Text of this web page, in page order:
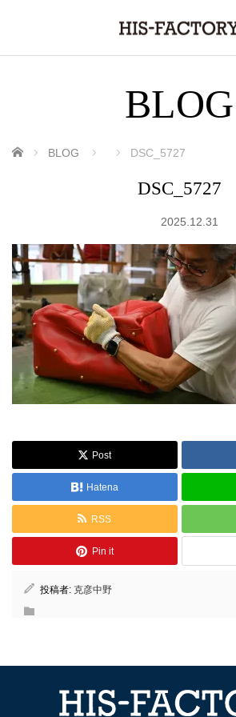
BLOG
ホーム BLOG DSC_5727
DSC_5727
2025.12.31
Post
Hatena
RSS
Pin it
投稿者: 克彦中野